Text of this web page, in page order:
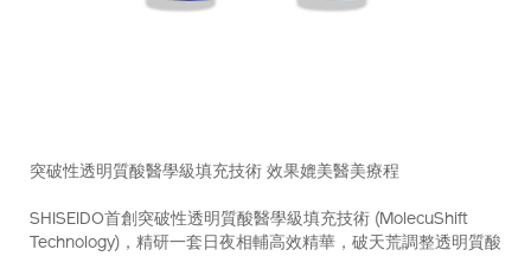
編
10218991101_hk
突破性透明質酸醫學級填充技術 效果媲美醫美療程
SHISEIDO首創突破性透明質酸醫學級填充技術 (MolecuShift
Technology)，精研一套日夜相輔高效精華，破天荒調整透明質酸